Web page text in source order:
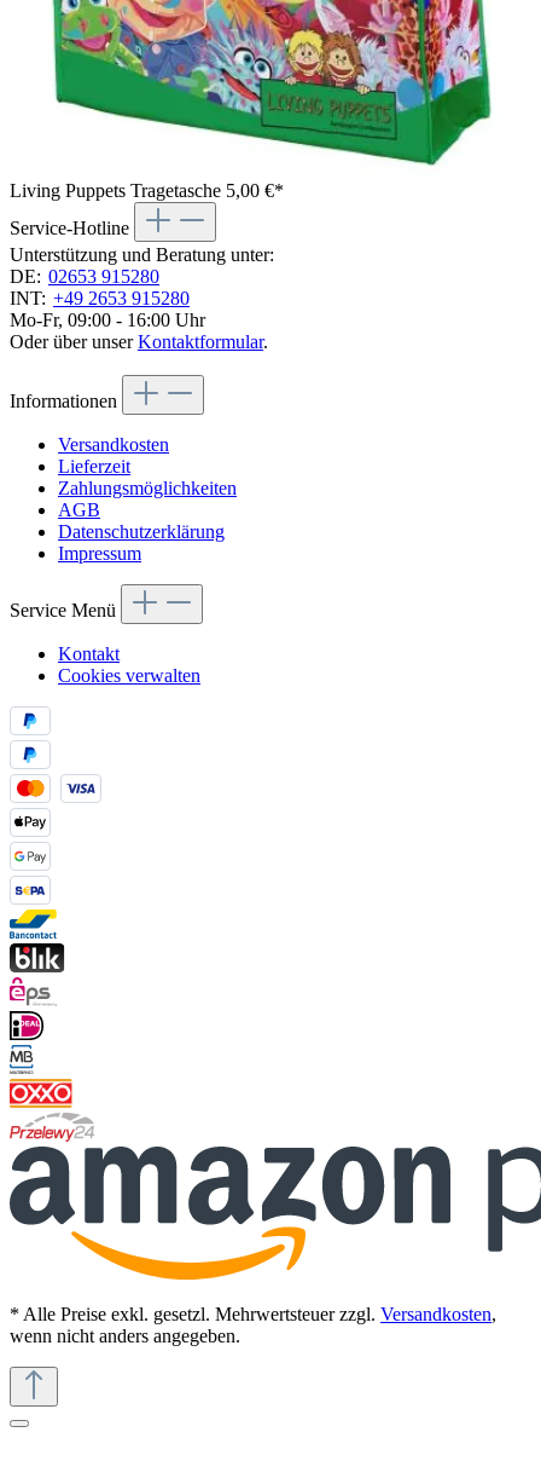
Living Puppets Tragetasche 5,00 €*
Service-Hotline
Unterstützung und Beratung unter:
DE: 02653 915280
INT: +49 2653 915280
Mo-Fr, 09:00 - 16:00 Uhr
Oder über unserKontaktformular.
Informationen
Versandkosten
Lieferzeit
Zahlungsmöglichkeiten
AGB
Datenschutzerklärung
Impressum
Service Menü
Kontakt
Cookies verwalten
* Alle Preise exkl. gesetzl. Mehrwertsteuer zzgl. Versandkosten,
wenn nicht anders angegeben.